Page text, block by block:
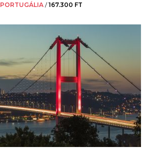
PORTUGÁLIA /167.300 FT